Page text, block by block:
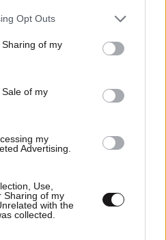
app uses one or more Google
behaviour. You may click to
and its third-party tags to
purposes in below Google
Opt Outs
of my
of my
my
Advertising.
Use,
Sharing of my
with the
collected.